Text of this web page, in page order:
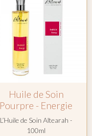
Huile de Soin
Pourpre - Energie
L’Huile de Soin Altearah -
100ml